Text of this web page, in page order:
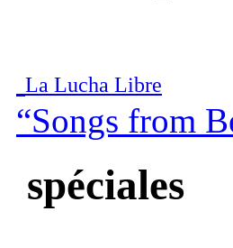
La Lucha Libre
“Songs from
spéciales